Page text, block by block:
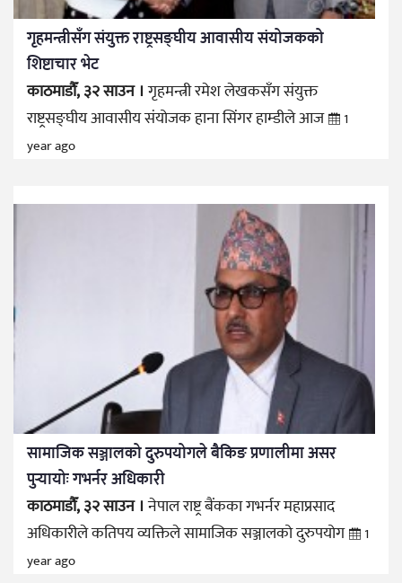
गृहमन्त्रीसँग संयुक्त राष्ट्रसङ्घीय आवासीय संयोजकको
शिष्टाचार भेट
काठमाडौँ, ३२ साउन ।गृहमन्त्री रमेश लेखकसँग संयुक्त
राष्ट्रसङ्घीय आवासीय संयोजक हाना सिंगर हाम्डीले आज
1
year ago
सामाजिक सञ्जालको दुरुपयोगले बैकिङ प्रणालीमा असर
पुर्‍यायोः गभर्नर अधिकारी
काठमाडौँ, ३२ साउन ।नेपाल राष्ट्र बैंकका गभर्नर महाप्रसाद
अधिकारीले कतिपय व्यक्तिले सामाजिक सञ्जालको दुरुपयोग
1
year ago